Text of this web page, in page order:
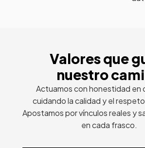
Valores que
nuestro
Actuamos con honestidad en
cuidando la calidad y el
Apostamos por vínculos reales y
en cada frasco.